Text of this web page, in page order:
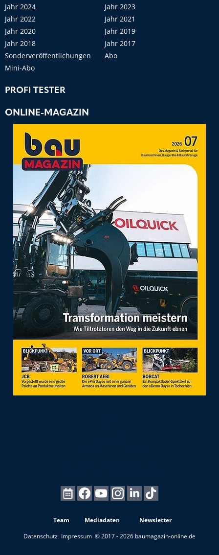
Jahr 2024
Jahr 2023
Jahr 2022
Jahr 2021
Jahr 2020
Jahr 2019
Jahr 2018
Jahr 2017
Sonderveröffentlichungen
Abo
Mini-Abo
PROFI TESTER
ONLINE-MAGAZIN
Team Mediadaten
Newsletter
Datenschutz Impressum © 2017 - 2026 baumagazin-online.de